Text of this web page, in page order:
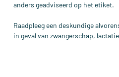
anders geadviseerd op het etiket.
Raadpleeg een deskundige
in geval van zwangerschap,